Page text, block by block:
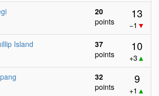
20
points
13
−1 ▼
Island
37
points
10
+3 ▲
32
points
9
+1 ▲